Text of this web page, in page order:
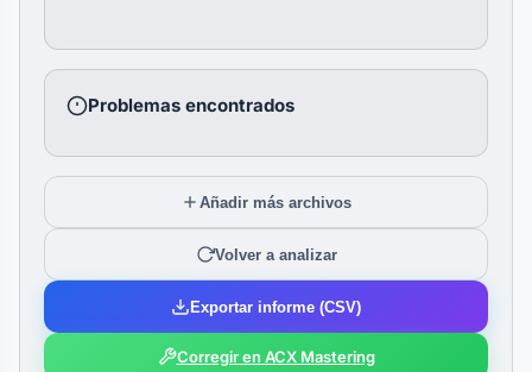
Problemas encontrados
Añadir más archivos
Volver a analizar
Exportar informe (CSV)
Corregir en ACX Mastering